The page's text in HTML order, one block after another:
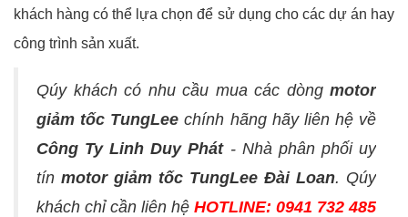
khách hàng có thể lựa chọn để sử dụng cho các dự án hay
công trình sản xuất.
Qúy khách có nhu cầu mua các dòng motor
giảm tốc TungLee chính hãng hãy liên hệ về
Công Ty Linh Duy Phát- Nhà phân phối uy
tín motor giảm tốc TungLee Đài Loan. Qúy
khách chỉ cần liên hệ HOTLINE: 0941 732 485